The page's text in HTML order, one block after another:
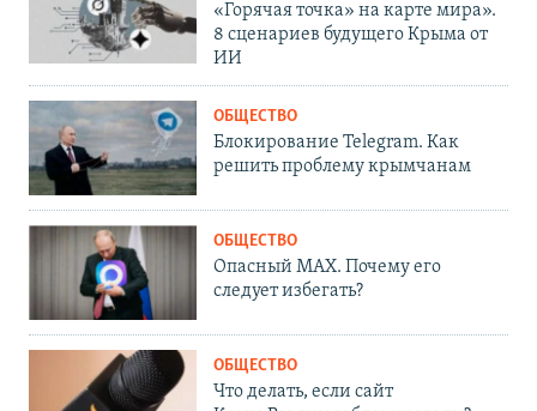
«Горячая точка» на карте мира».
8 сценариев будущего Крыма от
ИИ
ОБЩЕСТВО
Блокирование Telegram. Как
решить проблему крымчанам
ОБЩЕСТВО
Опасный MAX. Почему его
следует избегать?
ОБЩЕСТВО
Что делать, если сайт